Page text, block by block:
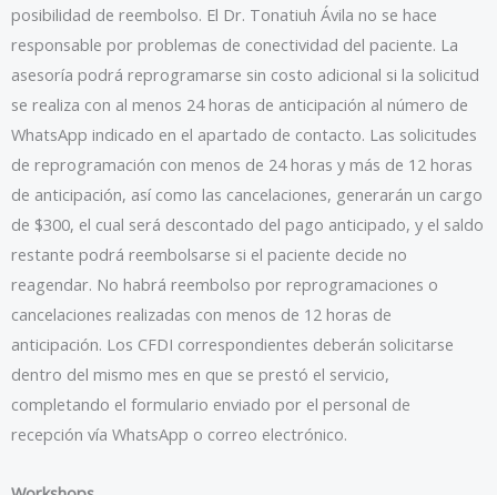
posibilidad de reembolso. El Dr. Tonatiuh Ávila no se hace
responsable por problemas de conectividad del paciente. La
asesoría podrá reprogramarse sin costo adicional si la solicitud
se realiza con al menos 24 horas de anticipación al número de
WhatsApp indicado en el apartado de contacto. Las solicitudes
de reprogramación con menos de 24 horas y más de 12 horas
de anticipación, así como las cancelaciones, generarán un cargo
de $300, el cual será descontado del pago anticipado, y el saldo
restante podrá reembolsarse si el paciente decide no
reagendar. No habrá reembolso por reprogramaciones o
cancelaciones realizadas con menos de 12 horas de
anticipación. Los CFDI correspondientes deberán solicitarse
dentro del mismo mes en que se prestó el servicio,
completando el formulario enviado por el personal de
recepción vía WhatsApp o correo electrónico.